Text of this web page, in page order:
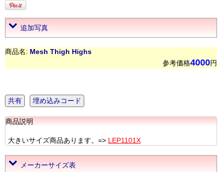
追加写真
商品名: Mesh Thigh Highs
参考価格4000円
共有 埋め込みコード
商品説明
大きいサイズ商品あります。=> LEP1101X
メーカーサイズ表